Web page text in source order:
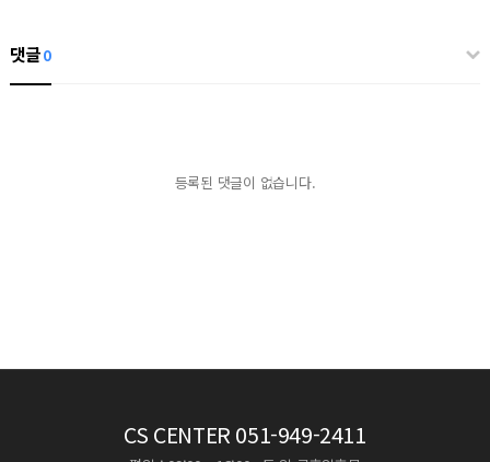
댓글0
등록된 댓글이 없습니다.
CS CENTER 051-949-2411